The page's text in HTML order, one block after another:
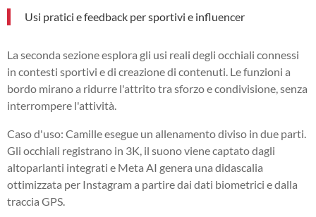
Usi pratici e feedback per sportivi e influencer
La seconda sezione esplora gli usi reali degli occhiali connessi
in contesti sportivi e di creazione di contenuti. Le funzioni a
bordo mirano a ridurre l'attrito tra sforzo e condivisione, senza
interrompere l'attività.
Caso d'uso: Camille esegue un allenamento diviso in due parti.
Gli occhiali registrano in 3K, il suono viene captato dagli
altoparlanti integrati e Meta AI genera una didascalia
ottimizzata per Instagram a partire dai dati biometrici e dalla
traccia GPS.